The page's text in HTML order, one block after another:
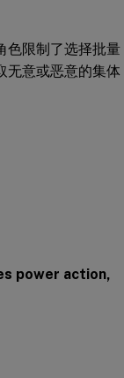
色限制了选择批量
无意或恶意的集体
power action,